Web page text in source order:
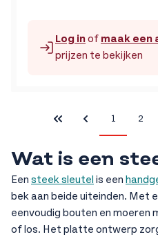
Log inof maak een
prijzen te bekijken
First Page U lees
1 2
Wat is een
Een steek sleutel is een
bek aan beide uiteinden. Met
eenvoudig bouten en moeren
of los. Het platte ontwerp